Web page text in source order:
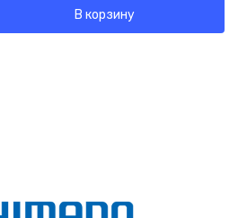
ShimanoВ корзину